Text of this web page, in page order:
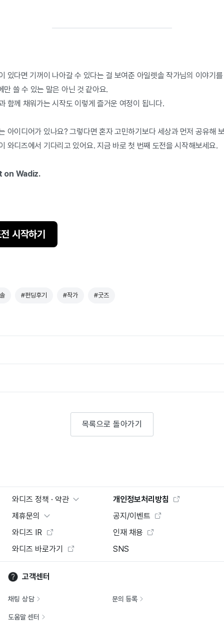
있다면 기꺼이 나아갈 수 있다는 걸 보여준 아일렛솔 작가님의 이야기
만 쓸 수 있는 말은 아닌 것 같아요.
함께 채워가는 시작도 이렇게 즐거운 여정이 됩니다.
아이디어가 있나요? 그렇다면 혼자 고민하기보다 세상과 먼저 공유해
와디즈에서 기다리고 있어요. 지금 바로 첫 번째 도전을 시작해보세요.
on Wadiz.
시작하기
#펀딩후기 #작가 #굿즈
목록으로 돌아가기
와디즈 정책 · 약관
개인정보처리방침
제휴문의
공지/이벤트
와디즈 IR
인재 채용
와디즈 바로가기
SNS
고객센터
채팅 상담 문의 등록
도움말 센터